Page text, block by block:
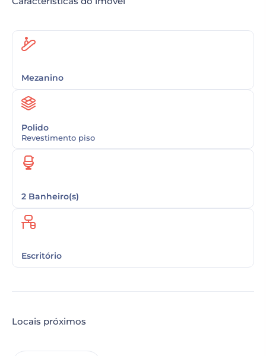
Mezanino
Polido
Revestimento piso
2 Banheiro(s)
Escritório
Locais próximos